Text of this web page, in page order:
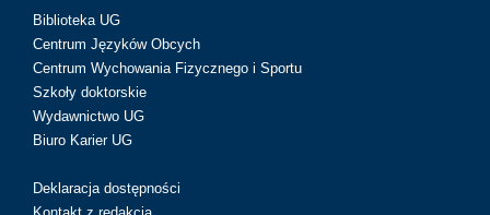
Biblioteka UG
Centrum Języków Obcych
Centrum Wychowania Fizycznego i Sportu
Szkoły doktorskie
Wydawnictwo UG
Biuro Karier UG
Deklaracja dostępności
Kontakt z redakcją